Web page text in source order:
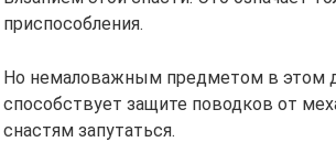
приспособления.
Но немаловажным предметом в этом
способствует защите поводков от
снастям запутаться.